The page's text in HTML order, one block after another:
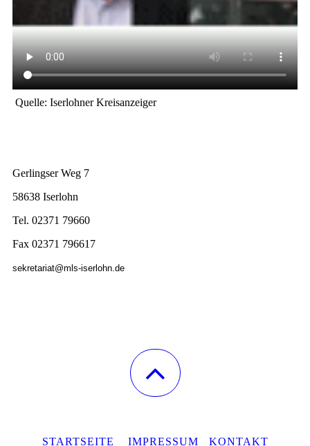
Quelle: Iserlohner Kreisanzeiger
Gerlingser Weg 7
58638 Iserlohn
Tel. 02371 79660
Fax 02371 796617
sekretariat@mls-iserlohn.de
STARTSEITE IMPRESSUM KONTAKT